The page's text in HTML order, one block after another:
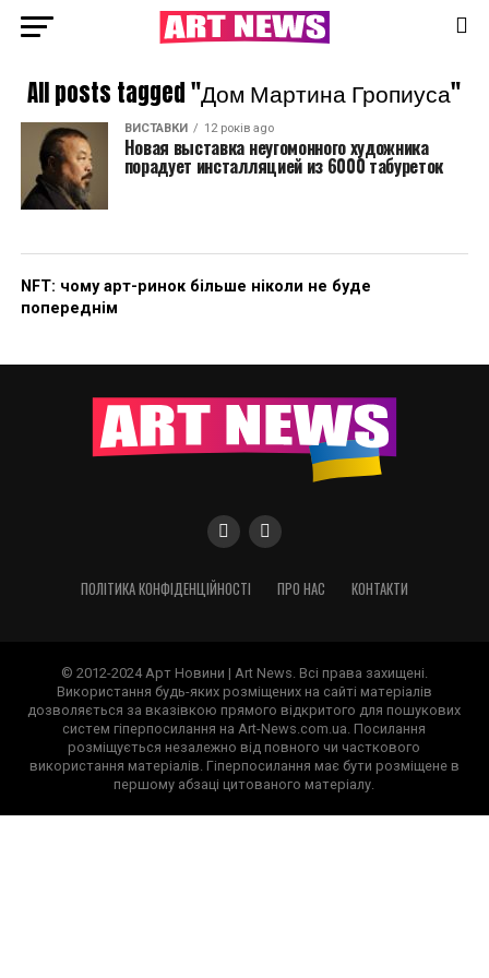
All posts tagged "Дом Мартина Гропиуса"
ВИСТАВКИ 12 років ago
Новая выставка неугомонного художника
порадует инсталляцией из 6000 табуреток
NFT: чому арт-ринок більше ніколи не буде
попереднім
ПОЛІТИКА КОНФІДЕНЦІЙНОСТІ ПРО НАС КОНТАКТИ
© 2012-2024 Арт Новини | Art News. Всі права захищені.
Використання будь-яких розміщених на сайті матеріалів
дозволяється за вказівкою прямого відкритого для пошукових
систем гіперпосилання на Art-News.com.ua. Посилання
розміщується незалежно від повного чи часткового
використання матеріалів. Гіперпосилання має бути розміщене в
першому абзаці цитованого матеріалу.